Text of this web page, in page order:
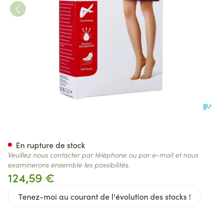
124,59 €
Tenez-moi au courant de l'évolution des stocks !
En rupture de stock
Veuillez nous contacter par téléphone ou par e-mail et nous
examinerons ensemble les possibilités.